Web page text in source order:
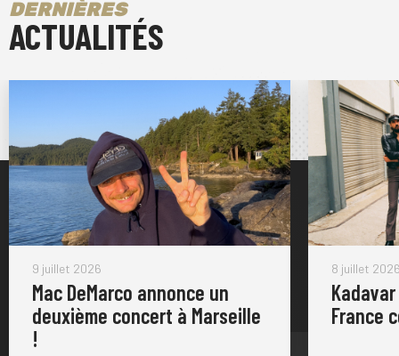
DERNIÈRES
ACTUALITÉS
9 juillet 2026
Mac DeMarco annonce un
deuxième concert à Marseille
!
8 juillet
France